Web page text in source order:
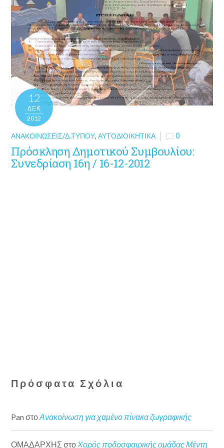
12
ΔΕΚ
2012
ΑΝΑΚΟΙΝΏΣΕΙΣ/Δ.ΤΎΠΟΥ,ΑΥΤΟΔΙΟΙΚΗΤΙΚΆ 0
Πρόσκληση Δημοτικού Συμβουλίου:
Συνεδρίαση 16η / 16-12-2012
Πρόσφατα Σχόλια
Pan στοΑνακοίνωση για χαμένο πίνακα ζωγραφικής
ΟΜΑΔΑΡΧΗΣ στοΧορός ποδοσφαιρικής ομάδας Μέντη